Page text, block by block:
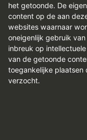
het getoonde. De
content op de aan
websites waarnaar
oneigenlijk gebruik
inbreuk op
van de getoonde
toegankelijke plaatsen
verzocht.